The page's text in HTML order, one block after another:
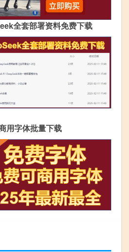
全套部署资料免费下载
用字体批量下载